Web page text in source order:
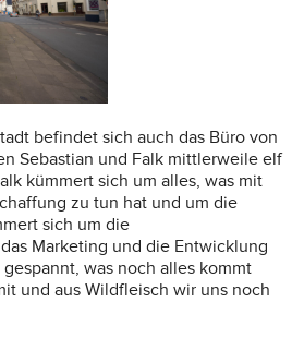
befindet sich auch das Büro von
Sebastian und Falk mittlerweile elf
kümmert sich um alles, was mit
zu tun hat und um die
sich um die
Marketing und die Entwicklung
was noch alles kommt
und aus Wildfleisch wir uns noch